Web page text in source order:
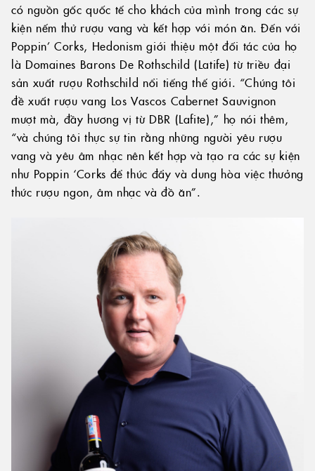
có nguồn gốc quốc tế cho khách của mình trong các sự
kiện nếm thử rượu vang và kết hợp với món ăn. Đến với
Poppin’ Corks, Hedonism giới thiệu một đối tác của họ
là Domaines Barons De Rothschild (Latife) từ triều đại
sản xuất rượu Rothschild nổi tiếng thế giới. “Chúng tôi
đề xuất rượu vang Los Vascos Cabernet Sauvignon
mượt mà, đầy hương vị từ DBR (Lafite),” họ nói thêm,
“và chúng tôi thực sự tin rằng những người yêu rượu
vang và yêu âm nhạc nên kết hợp và tạo ra các sự kiện
như Poppin ‘Corks để thúc đẩy và dung hòa việc thưởng
thức rượu ngon, âm nhạc và đồ ăn”.